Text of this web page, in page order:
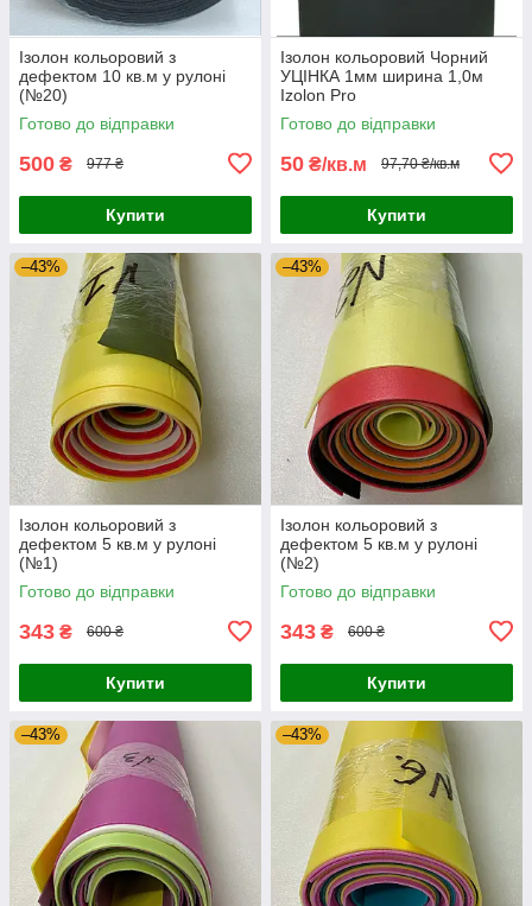
Ізолон кольоровий з
дефектом 10 кв.м у рулоні
(№20)
Готово до відправки
500 ₴ 977 ₴
Купити
Ізолон кольоровий Чорний
УЦІНКА 1мм ширина 1,0м
Izolon Pro
Готово до відправки
50 ₴/кв.м 97,70 ₴/кв.м
Купити
–43%
Ізолон кольоровий з
дефектом 5 кв.м у рулоні
(№1)
Готово до відправки
343 ₴ 600 ₴
Купити
–43%
Ізолон кольоровий з
дефектом 5 кв.м у рулоні
(№2)
Готово до відправки
343 ₴ 600 ₴
Купити
–43% –43%